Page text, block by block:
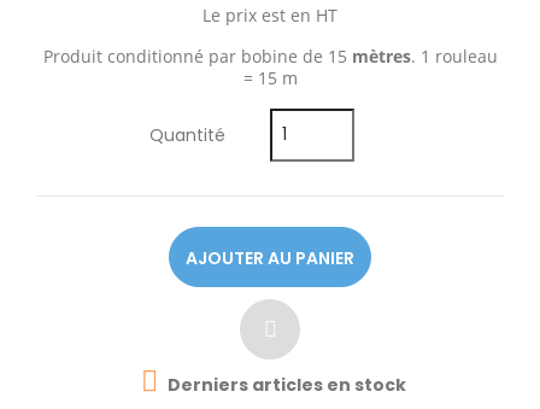
Le prix est en HT
Produit conditionné par bobine de 15 mètres. 1 rouleau
= 15 m
Quantité
AJOUTER AU PANIER
 Derniers articles en stock